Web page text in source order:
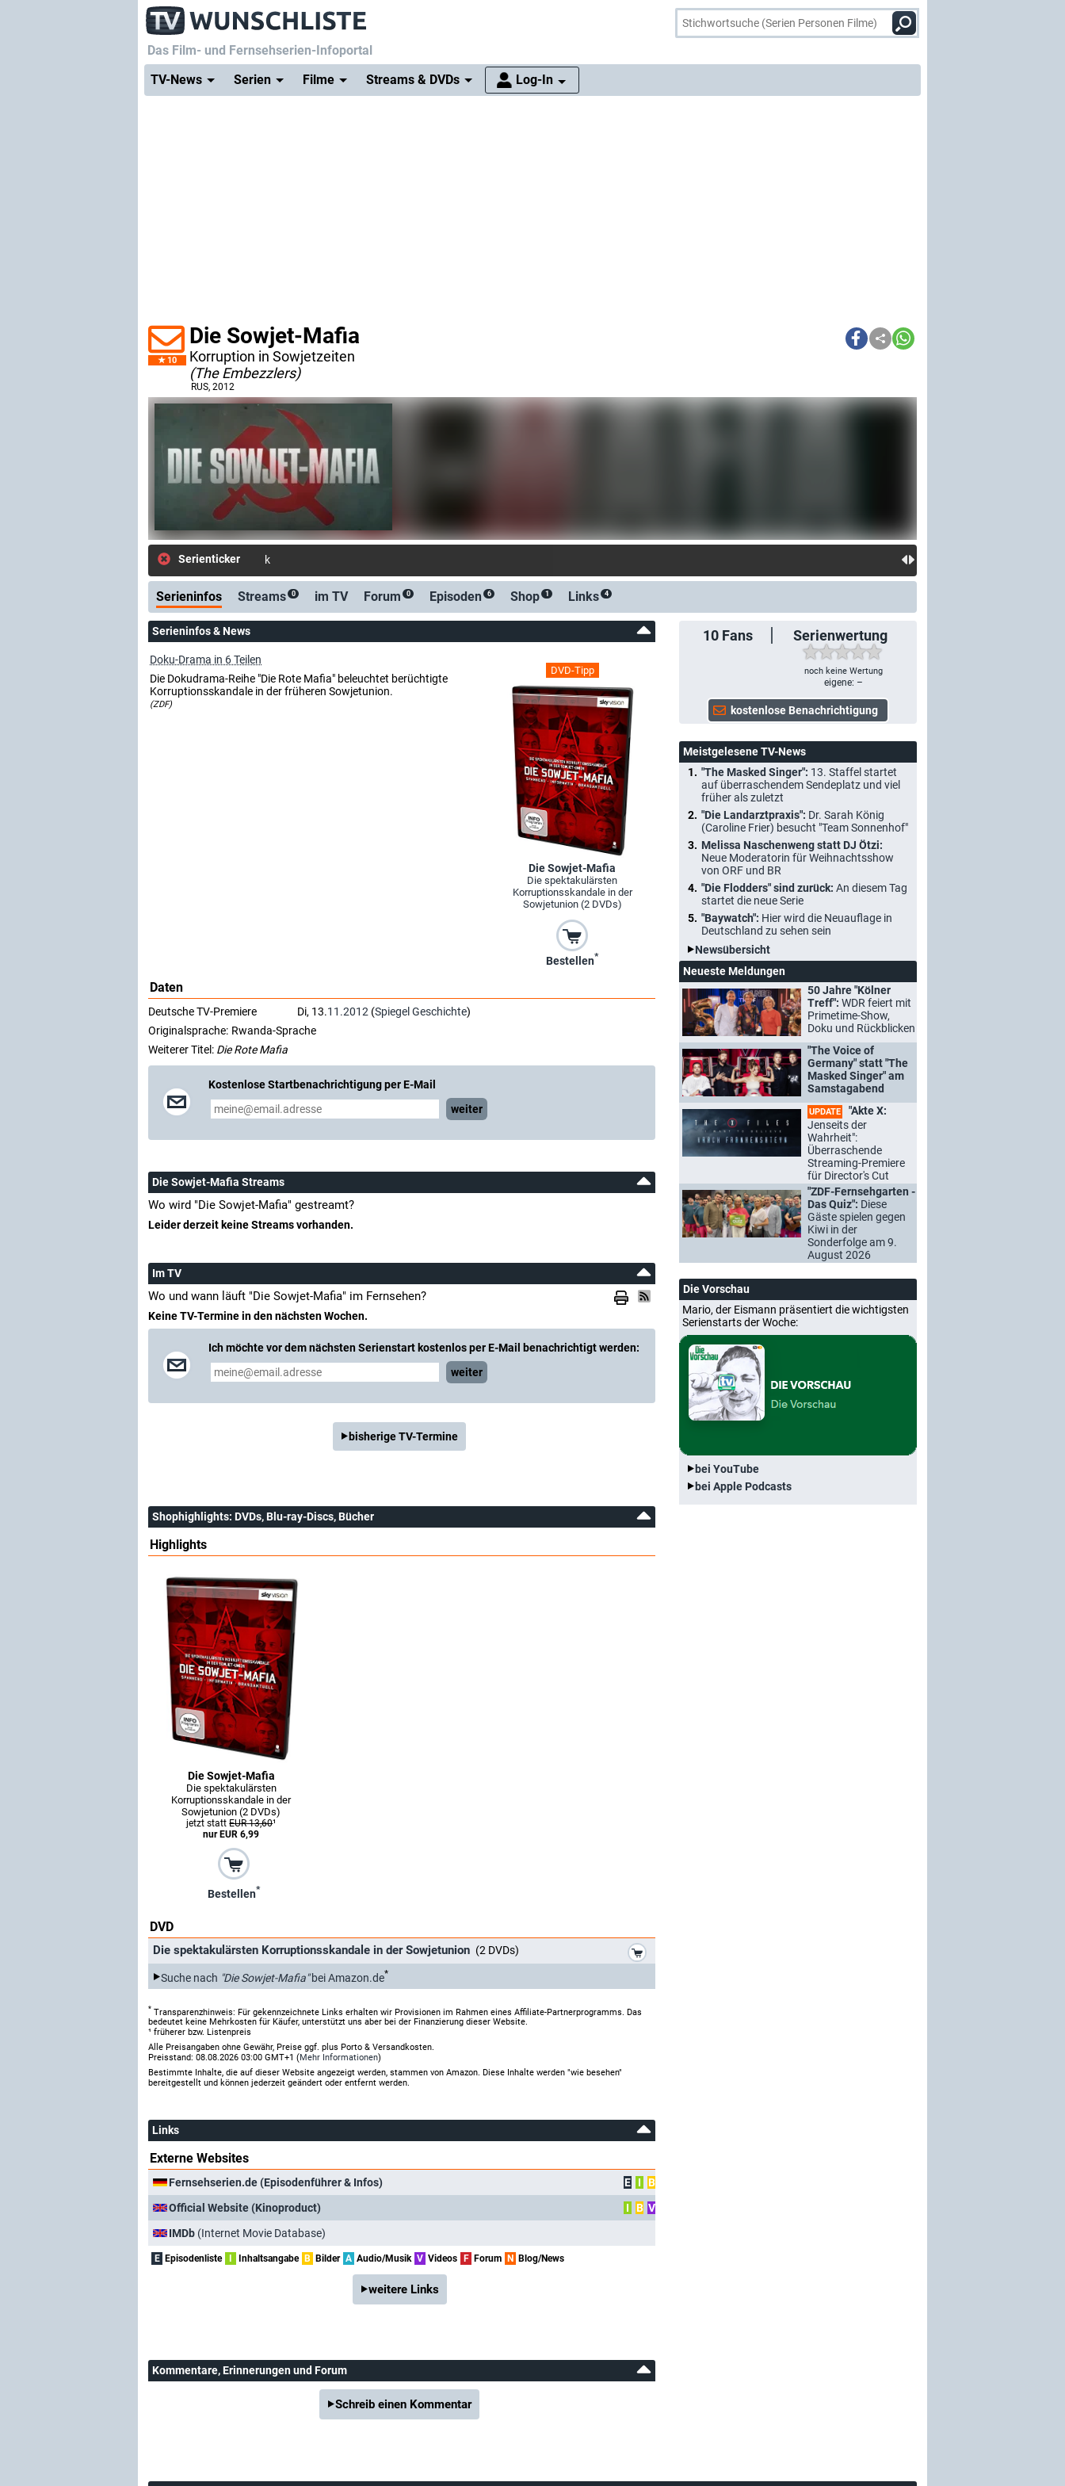
Das Film- und Fernsehserien-Infoportal
TV-News
Serien Filme Streams & DVDs Log-In
10
Die Sowjet-Mafia
Korruption in Sowjetzeiten
(The Embezzlers)
RUS, 2012
Serienticker kostenlose E-Mail-Benachrichtigu
Serieninfos Streams 0 im TV Forum 0 Episoden 6 Shop 1 Links 4
10 Fans Serienwertung
noch keine Wertung
eigene: –
Serieninfos & News
DVD-Tipp
Die Sowjet-Mafia
Die spektakulärsten
Korruptionsskandale in der
Sowjetunion (2 DVDs)
Bestellen*
Doku-Drama in 6 Teilen
Die Dokudrama-Reihe "Die Rote Mafia" beleuchtet berüchtigte
Korruptionsskandale in der früheren Sowjetunion.
(ZDF)
Daten
Deutsche TV-Premiere Di, 13.11.2012 (Spiegel Geschichte)
Originalsprache: Rwanda-Sprache
Weiterer Titel: Die Rote Mafia
Kostenlose Startbenachrichtigung per E-Mail
weiter
Die Sowjet-Mafia Streams
Wo wird "Die Sowjet-Mafia" gestreamt?
Leider derzeit keine Streams vorhanden.
Im TV
Wo und wann läuft "Die Sowjet-Mafia" im Fernsehen?
Keine TV-Termine in den nächsten Wochen.
Ich möchte vor dem nächsten Serienstart kostenlos per E-Mail benachrichtigt werden:
weiter
bisherige TV-Termine
Shophighlights: DVDs, Blu-ray-Discs, Bücher
Highlights
Die Sowjet-Mafia
Die spektakulärsten
Korruptionsskandale in der
Sowjetunion (2 DVDs)
jetzt stattEUR 13,60¹
nur EUR 6,99
Bestellen*
DVD
Die spektakulärsten Korruptionsskandale in der Sowjetunion (2 DVDs)
Suche nach "Die Sowjet-Mafia"bei Amazon.de*
* Transparenzhinweis: Für gekennzeichnete Links erhalten wir Provisionen im Rahmen eines Affiliate-Partnerprogramms. Das
bedeutet keine Mehrkosten für Käufer, unterstützt uns aber bei der Finanzierung dieser Website.
¹ früherer bzw. Listenpreis
Alle Preisangaben ohne Gewähr, Preise ggf. plus Porto & Versandkosten.
Preisstand: 08.08.2026 03:00 GMT+1 (Mehr Informationen)
Bestimmte Inhalte, die auf dieser Website angezeigt werden, stammen von Amazon. Diese Inhalte werden "wie besehen"
bereitgestellt und können jederzeit geändert oder entfernt werden.
Links
Externe Websites
Fernsehserien.de (Episodenführer & Infos) E I
B
Official Website (Kinoproduct)
I B V
IMDb (Internet Movie Database)
E Episodenliste Inhaltsangabe B Bilder A Audio/Musik V Videos F Forum N Blog/News
weitere Links
Kommentare, Erinnerungen und Forum
Schreib einen Kommentar
Meistgelesene TV-News
"The Masked Singer": 13. Staffel startet
auf überraschendem Sendeplatz und viel
früher als zuletzt
"Die Landarztpraxis": Dr. Sarah König
(Caroline Frier) besucht "Team Sonnenhof"
Melissa Naschenweng statt DJ Ötzi:
Neue Moderatorin für Weihnachtsshow
von ORF und BR
"Die Flodders" sind zurück: An diesem Tag
startet die neue Serie
"Baywatch": Hier wird die Neuauflage in
Deutschland zu sehen sein
Newsübersicht
Neueste Meldungen
50 Jahre "Kölner
Treff": WDR feiert mit
Primetime-Show,
Doku und Rückblicken
"The Voice of
Germany" statt "The
Masked Singer" am
Samstagabend
UPDATE
"Akte X:
Jenseits der
Wahrheit":
Überraschende
Streaming-Premiere
für Director's Cut
"ZDF-Fernsehgarten -
Das Quiz": Diese
Gäste spielen gegen
Kiwi in der
Sonderfolge am 9.
August 2026
Die Vorschau
Mario, der Eismann präsentiert die wichtigsten
Serienstarts der Woche:
bei YouTube
bei Apple Podcasts